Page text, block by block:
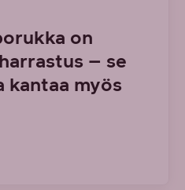
on
– se
kantaa myös